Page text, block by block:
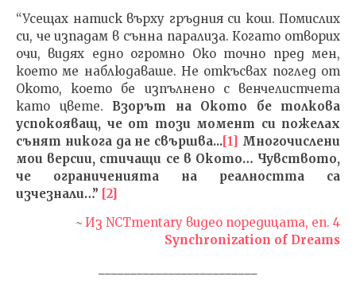
“Усещах натиск върху гръдния си кош. Помислих
си, че изпадам в сънна парализа. Когато отворих
очи, видях едно огромно Око точно пред мен,
което ме наблюдаваше. Не откъсвах поглед от
Окото, което бе изпълнено с венчелистчета
като цвете. Взорът на Окото бе толкова
успокояващ, че от този момент си пожелах
сънят никога да не свършва...[1] Многочислени
мои версии, стичащи се в Окото… Чувството,
че ограниченията на реалността са
изчезнали…” [2]
~ Из NCTmentary видео поредицата, еп. 4
Synchronization of Dreams